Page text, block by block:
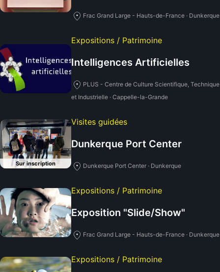
Frac Grand Large - Hauts-de-France · Dunkerque
Expositions / Patrimoine
Intelligences Artificielles
PLUS - Centre de Culture Scientifique, Technique
et Industrielle · Cappelle-la-Grande
Sur inscription
Visites guidées
Dunkerque Port Center
Dunkerque Port Center · Dunkerque
Expositions / Patrimoine
Exposition "Slide/Show"
Frac Grand Large - Hauts-de-France · Dunkerque
Expositions / Patrimoine